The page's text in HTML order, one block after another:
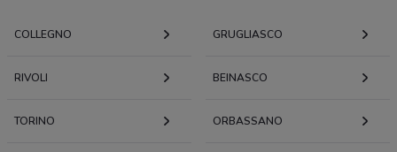
COLLEGNO GRUGLIASCO
RIVOLI BEINASCO
TORINO ORBASSANO